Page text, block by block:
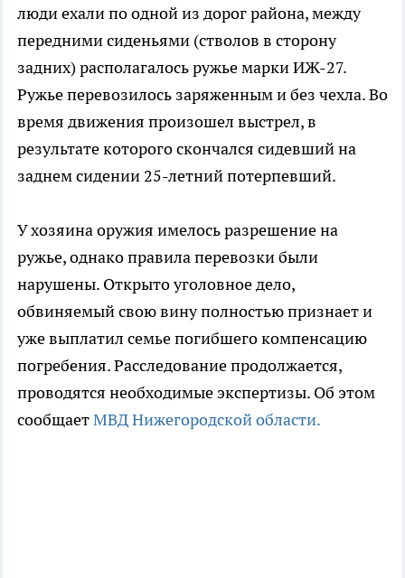
люди ехали по одной из дорог района, между
передними сиденьями (стволов в сторону
задних) располагалось ружье марки ИЖ-27.
Ружье перевозилось заряженным и без чехла. Во
время движения произошел выстрел, в
результате которого скончался сидевший на
заднем сидении 25-летний потерпевший.
У хозяина оружия имелось разрешение на
ружье, однако правила перевозки были
нарушены. Открыто уголовное дело,
обвиняемый свою вину полностью признает и
уже выплатил семье погибшего компенсацию
погребения. Расследование продолжается,
проводятся необходимые экспертизы. Об этом
сообщаетМВД Нижегородской области.